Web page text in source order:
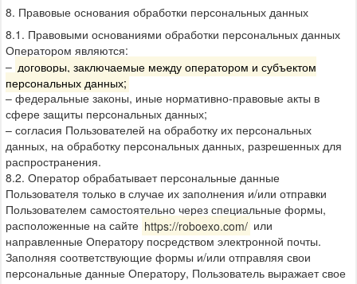
8. Правовые основания обработки персональных данных
8.1. Правовыми основаниями обработки персональных данных
Оператором являются:
– договоры, заключаемые между оператором и субъектом
персональных данных;
– федеральные законы, иные нормативно-правовые акты в
сфере защиты персональных данных;
– согласия Пользователей на обработку их персональных
данных, на обработку персональных данных, разрешенных для
распространения.
8.2. Оператор обрабатывает персональные данные
Пользователя только в случае их заполнения и/или отправки
Пользователем самостоятельно через специальные формы,
расположенные на сайте https://roboexo.com/ или
направленные Оператору посредством электронной почты.
Заполняя соответствующие формы и/или отправляя свои
персональные данные Оператору, Пользователь выражает свое